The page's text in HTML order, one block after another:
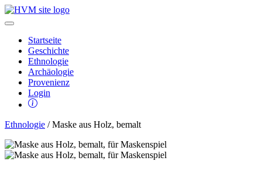
Startseite
Geschichte
Ethnologie
Archäologie
Provenienz
Login
Ethnologie / Maske aus Holz, bemalt